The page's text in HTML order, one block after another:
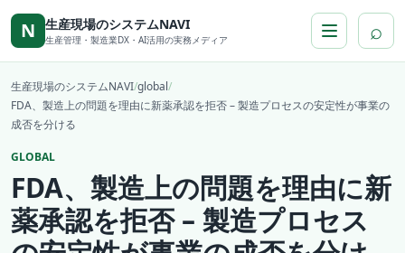
本文へ移動
N 生産現場のシステムNAVI
生産管理・製造業DX・AI活用の実務メディア ⌕
生産現場のシステムNAVI/global/
FDA、製造上の問題を理由に新薬承認を拒否 – 製造プロセスの安定性が事業の
成否を分ける
GLOBAL
FDA、製造上の問題を理由に新
薬承認を拒否 – 製造プロセス